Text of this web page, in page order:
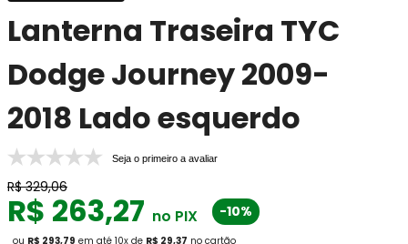
Lanterna Traseira TYC
Dodge Journey 2009-
2018 Lado esquerdo
Seja o primeiro a avaliar
R$ 329,06
R$ 263,27 no PIX -10%
ou R$ 293,79 em até 10x de R$ 29,37 no cartão